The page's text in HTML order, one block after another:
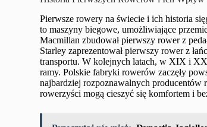
Pierwsze rowery na świecie i ich historia
to maszyny biegowe, umożliwiające
Macmillan zbudował pierwszy rower z
Starley zaprezentował pierwszy rower z
transportu. W kolejnych latach, w XIX i XX
ramy. Polskie fabryki rowerów zaczęły
najbardziej rozpoznawalnych producentów
rowerzyści mogą cieszyć się komfortem i